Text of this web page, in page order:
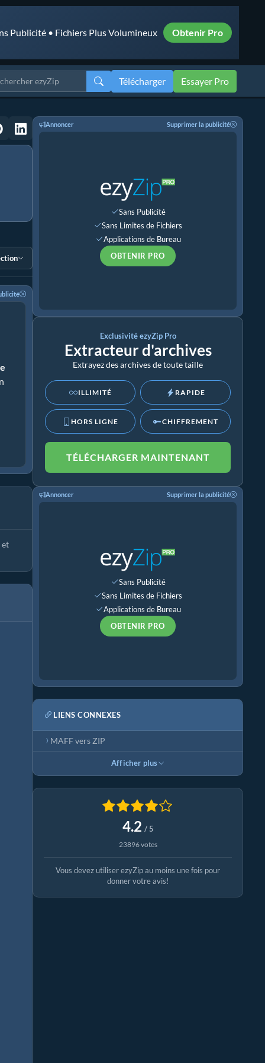
Publicité • Fichiers Plus Volumineux Obtenir Pro
Télécharger Essayer Pro
et
Annoncer Supprimer la publicité
Sans Publicité
Sans Limites de Fichiers
Applications de Bureau
OBTENIR PRO
Exclusivité ezyZip Pro
Extracteur d'archives
Extrayez des archives de toute taille
ILLIMITÉ RAPIDE
HORS LIGNE CHIFFREMENT
TÉLÉCHARGER MAINTENANT
Annoncer Supprimer la publicité
Sans Publicité
Sans Limites de Fichiers
Applications de Bureau
OBTENIR PRO
LIENS CONNEXES
MAFF vers ZIP
Afficher plus
4.2 / 5
23896 votes
Vous devez utiliser ezyZip au moins une fois pour
donner votre avis!